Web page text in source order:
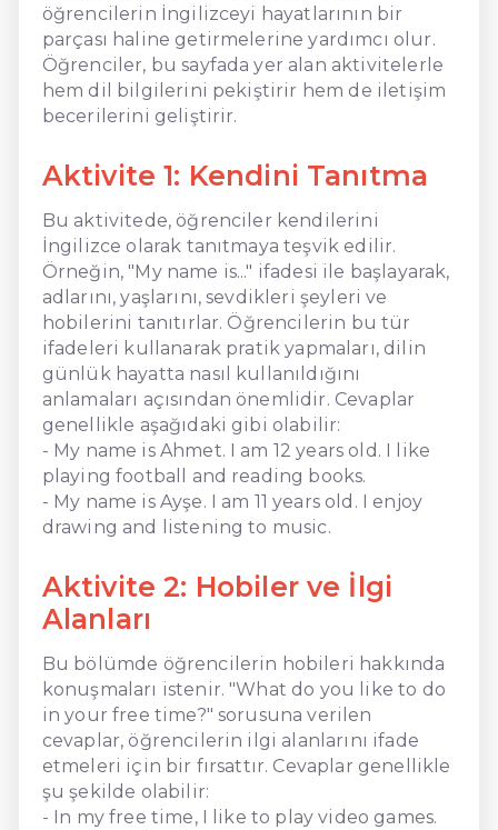
öğrencilerin İngilizceyi hayatlarının bir
parçası haline getirmelerine yardımcı olur.
Öğrenciler, bu sayfada yer alan aktivitelerle
hem dil bilgilerini pekiştirir hem de iletişim
becerilerini geliştirir.
Aktivite 1: Kendini Tanıtma
Bu aktivitede, öğrenciler kendilerini
İngilizce olarak tanıtmaya teşvik edilir.
Örneğin, "My name is..." ifadesi ile başlayarak,
adlarını, yaşlarını, sevdikleri şeyleri ve
hobilerini tanıtırlar. Öğrencilerin bu tür
ifadeleri kullanarak pratik yapmaları, dilin
günlük hayatta nasıl kullanıldığını
anlamaları açısından önemlidir. Cevaplar
genellikle aşağıdaki gibi olabilir:
- My name is Ahmet. I am 12 years old. I like
playing football and reading books.
- My name is Ayşe. I am 11 years old. I enjoy
drawing and listening to music.
Aktivite 2: Hobiler ve İlgi
Alanları
Bu bölümde öğrencilerin hobileri hakkında
konuşmaları istenir. "What do you like to do
in your free time?" sorusuna verilen
cevaplar, öğrencilerin ilgi alanlarını ifade
etmeleri için bir fırsattır. Cevaplar genellikle
şu şekilde olabilir:
- In my free time, I like to play video games.